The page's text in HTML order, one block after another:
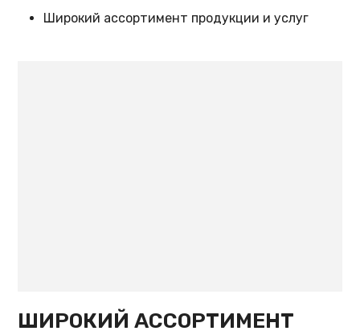
Широкий ассортимент продукции и услуг
ШИРОКИЙ АССОРТИМЕНТ